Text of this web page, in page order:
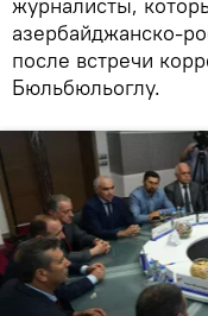
азербайджанско-
после встречи
Бюльбюльоглу.